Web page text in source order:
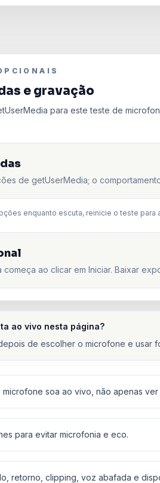
e gravação
para este teste de
de getUserMedia; o
enquanto escuta, reinicie o teste para
começa ao clicar em Iniciar. Baixar
ao vivo nesta página?
de escolher o microfone e usar
soa ao vivo, não apenas ver
para evitar microfonia e eco.
retorno, clipping, voz abafada e